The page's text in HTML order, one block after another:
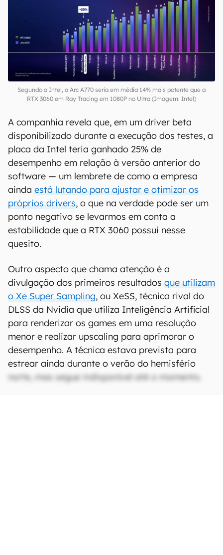
Segundo a Intel, a Arc A770 seria em média 14% mais potente que a
RTX 3060 em Ray Tracing em 1080P no Ultra (Imagem: Intel)
A companhia revela que, em um driver beta
disponibilizado durante a execução dos testes, a
placa da Intel teria ganhado 25% de
desempenho em relação à versão anterior do
software — um lembrete de como a empresa
ainda está lutando para ajustar e otimizar os
próprios drivers, o que na verdade pode ser um
ponto negativo se levarmos em conta a
estabilidade que a RTX 3060 possui nesse
quesito.
Outro aspecto que chama atenção é a
divulgação dos primeiros resultados que utilizam
o Xe Super Sampling, ou XeSS, técnica rival do
DLSS da Nvidia que utiliza Inteligência Artificial
para renderizar os games em uma resolução
menor e realizar upscaling para aprimorar o
desempenho. A técnica estava prevista para
estrear ainda durante o verão do hemisfério
norte, mas segue indisponível até o momento.